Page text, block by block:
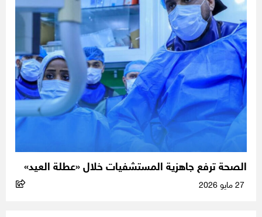
الصحة ترفع جاهزية المستشفيات خلال «عطلة العيد»